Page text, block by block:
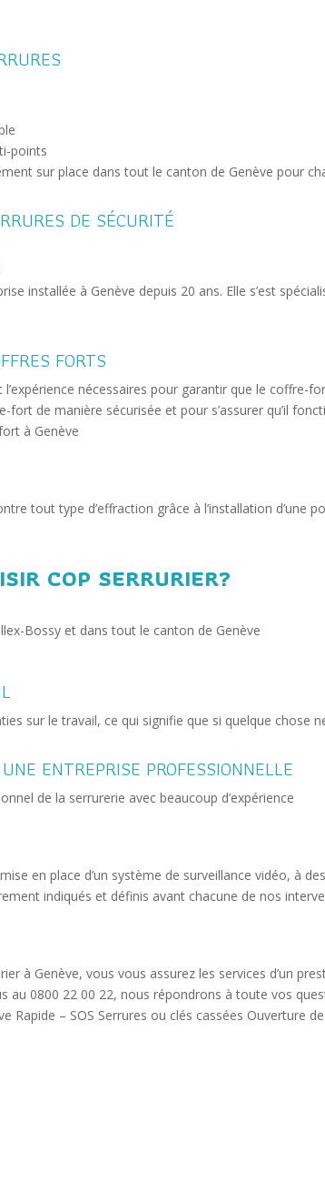
points
sur place dans tout le canton de Genève pour
DE SÉCURITÉ
installée à Genève depuis 20 ans. Elle s’est
FORTS
l’expérience nécessaires pour garantir que le
fort de manière sécurisée et pour s’assurer qu’il
à Genève
tout type d’effraction grâce à l’installation d’une
COP SERRURIER?
Bossy et dans tout le canton de Genève
sur le travail, ce qui signifie que si quelque chose
ENTREPRISE PROFESSIONNELLE
de la serrurerie avec beaucoup d’expérience
en place d’un système de surveillance vidéo, à
indiqués et définis avant chacune de nos
à Genève, vous vous assurez les services d’un
au 0800 22 00 22, nous répondrons à toute vos
Rapide – SOS Serrures ou clés cassées Ouverture